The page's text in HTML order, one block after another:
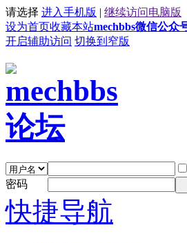
请选择 进入手机版 | 继续访问电脑版
设为首页收藏本站mechbbs微信公众
开启辅助访问 切换到窄版
密码
快捷导航